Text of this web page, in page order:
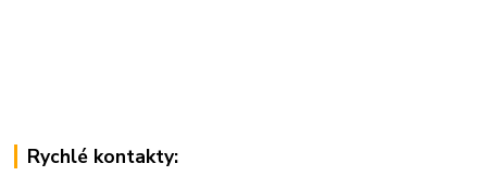
Rychlé kontakty: